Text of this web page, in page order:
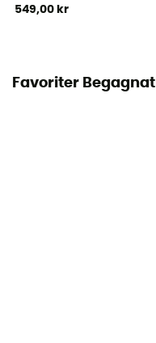
549,00 kr
Favoriter Begagnat